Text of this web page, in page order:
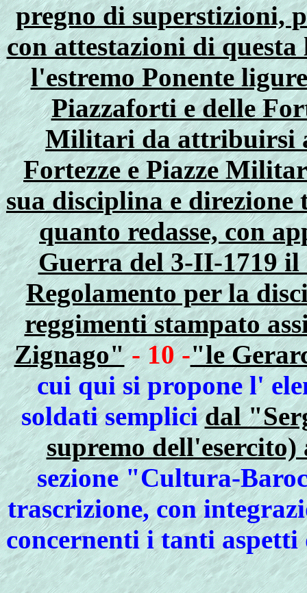
pregno di superstizioni,
con attestazioni di
l'estremo Ponente ligure
Piazzaforti e delle
Militari da attribuirsi
Fortezze e Piazze
sua disciplina e
quanto redasse, con
Guerra del 3-II-1719
Regolamento per la
reggimenti stampato
Zignago" - 10 -"le
cui qui si propone l'
soldati semplicidal
supremo
sezione "Cultura-
trascrizione, con
concernenti i tanti aspetti